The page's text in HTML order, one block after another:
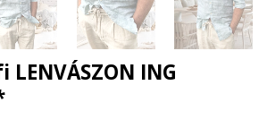
LENVÁSZON ING